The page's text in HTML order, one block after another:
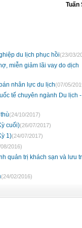
Tuấn
du lịch phục hồi(23/03/
miễn giảm lãi vay do dịch
nhân lực du lịch(07/05/
tế chuyên ngành Du lịch -
(24/10/2017)
cuối)(26/07/2017)
1)(24/07/2017)
2016)
quản trị khách sạn và lưu
(24/02/2016)